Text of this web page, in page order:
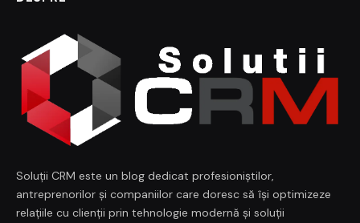
Soluții CRM este un blog dedicat profesioniștilor,
antreprenorilor și companiilor care doresc să își optimizeze
relațiile cu clienții prin tehnologie modernă și soluții